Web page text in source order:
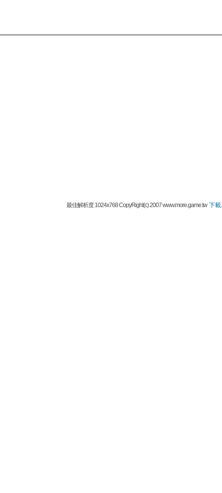
最佳解析度 1024x768 CopyRight(c) 2007 www.more.game.tw 下